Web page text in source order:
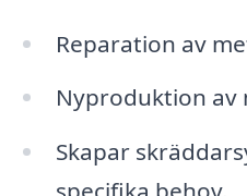
Reparation av
Nyproduktion av
Skapar